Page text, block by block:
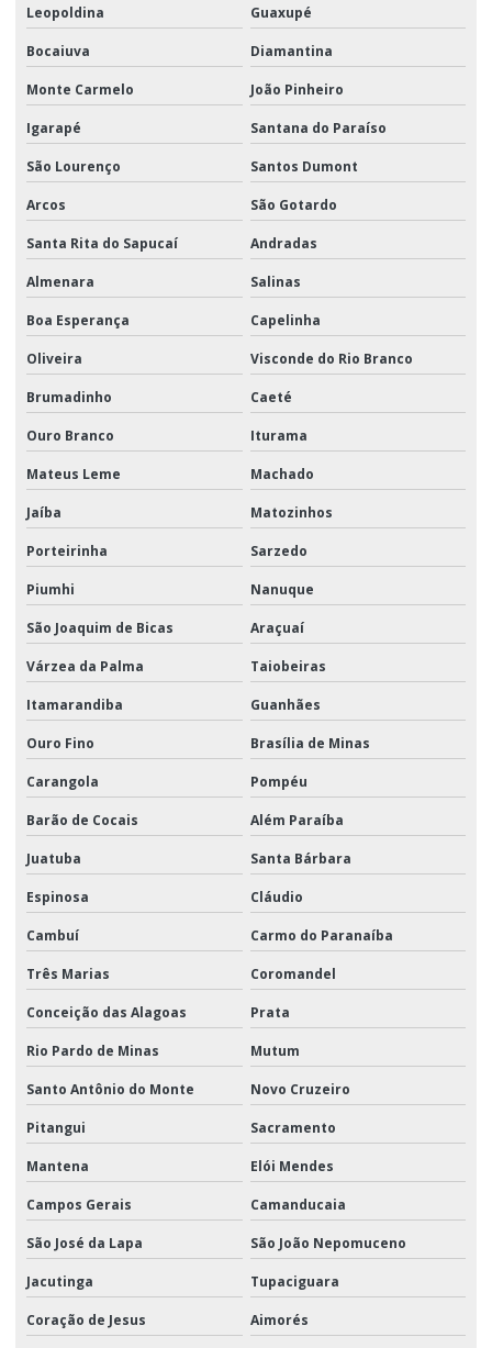
Leopoldina Guaxupé
Bocaiuva Diamantina
Monte Carmelo João Pinheiro
Igarapé Santana do Paraíso
São Lourenço Santos Dumont
Arcos São Gotardo
Santa Rita do Sapucaí Andradas
Almenara Salinas
Boa Esperança Capelinha
Oliveira Visconde do Rio Branco
Brumadinho Caeté
Ouro Branco Iturama
Mateus Leme Machado
Jaíba Matozinhos
Porteirinha Sarzedo
Piumhi Nanuque
São Joaquim de Bicas Araçuaí
Várzea da Palma Taiobeiras
Itamarandiba Guanhães
Ouro Fino Brasília de Minas
Carangola Pompéu
Barão de Cocais Além Paraíba
Juatuba Santa Bárbara
Espinosa Cláudio
Cambuí Carmo do Paranaíba
Três Marias Coromandel
Conceição das Alagoas Prata
Rio Pardo de Minas Mutum
Santo Antônio do Monte Novo Cruzeiro
Pitangui Sacramento
Mantena Elói Mendes
Campos Gerais Camanducaia
São José da Lapa São João Nepomuceno
Jacutinga Tupaciguara
Coração de Jesus Aimorés